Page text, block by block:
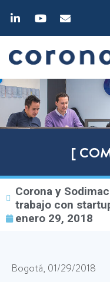
[
Corona y
trabajo con
enero 29, 2018
Bogotá, 01/29/2018